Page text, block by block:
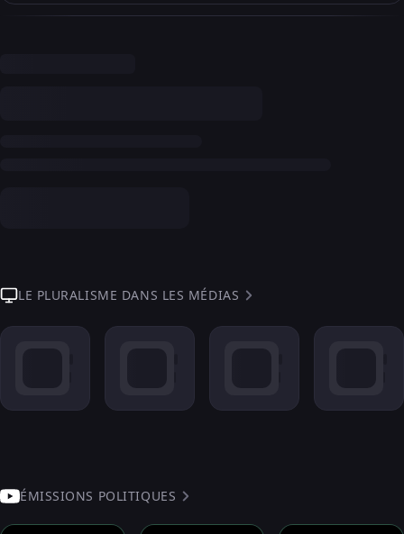
LE PLURALISME DANS LES MÉDIAS
ÉMISSIONS POLITIQUES